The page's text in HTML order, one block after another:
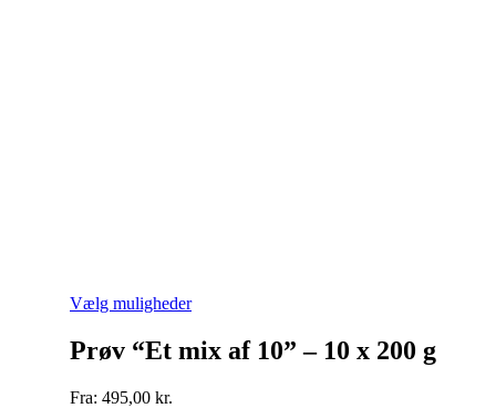
Vælg mulighederDette
har
flere
Prøv “Et mix af 10” – 10 x 200 g
Fra: 495,00 kr.